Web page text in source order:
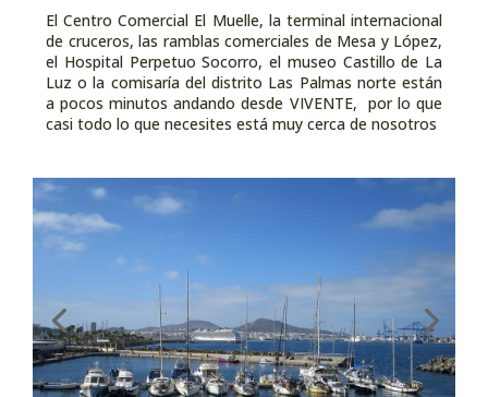
El Centro Comercial El Muelle, la terminal internacional
de cruceros, las ramblas comerciales de Mesa y López,
el Hospital Perpetuo Socorro, el museo Castillo de La
Luz o la comisaría del distrito Las Palmas norte están
a pocos minutos andando desde VIVENTE, por lo que
casi todo lo que necesites está muy cerca de nosotros